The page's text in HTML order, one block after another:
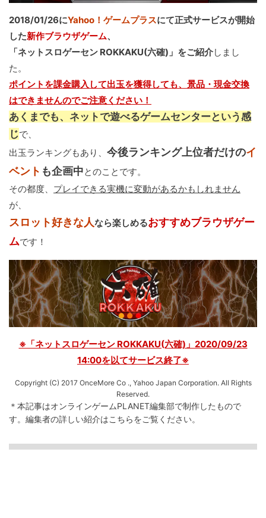
2018/01/26にYahoo！ゲームプラスにて正式サービスが開始
した新作ブラウザゲーム、
「ネットスロゲーセン ROKKAKU(六確)」をご紹介しまし
た。
ポイントを課金購入して出玉を獲得しても、景品・現金交換
はできませんのでご注意ください！
あくまでも、ネットで遊べるゲームセンターという感
じで、
出玉ランキングもあり、 今後ランキング上位者だけのイ
ベント も企画中とのことです。
その都度、 プレイできる実機に変動があるかもしれません
が、
スロット好きな人なら楽しめるおすすめブラウザゲー
ムです！
※「ネットスロゲーセン ROKKAKU(六確)」2020/09/23
14:00を以てサービス終了※
Copyright (C) 2017 OnceMore Co ., Yahoo Japan Corporation. All Rights
Reserved.
＊本記事はオンラインゲームPLANET編集部で制作したもので
す。 編集者の詳しい紹介はこちらをご覧ください。